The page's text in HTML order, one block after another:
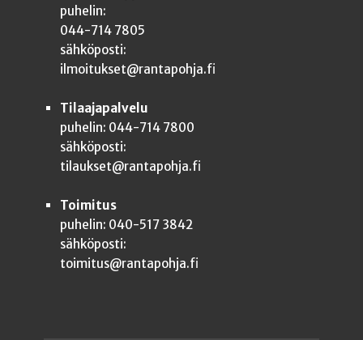
puhelin:
044-714 7805
sähköposti:
ilmoitukset@rantapohja.fi
Tilaajapalvelu
puhelin: 044-714 7800
sähköposti:
tilaukset@rantapohja.fi
Toimitus
puhelin: 040-517 3842
sähköposti:
toimitus@rantapohja.fi